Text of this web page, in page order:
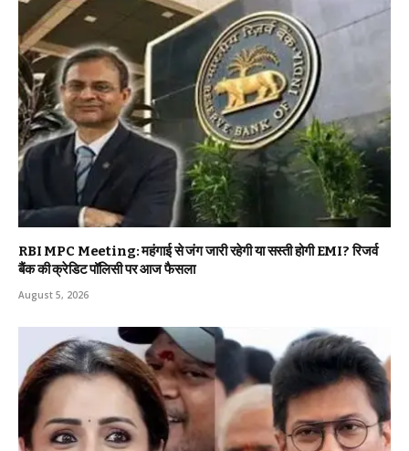
RBI MPC Meeting: महंगाई से जंग जारी रहेगी या सस्ती होगी EMI? रिजर्व
बैंक की क्रेडिट पॉलिसी पर आज फैसला
August 5, 2026